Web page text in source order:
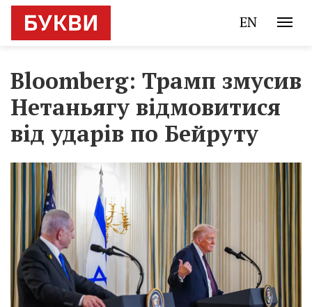
EN
Bloomberg: Трамп змусив
Нетаньягу відмовитися
від ударів по Бейруту